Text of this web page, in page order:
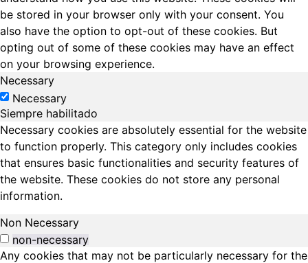
be stored in your browser only with your consent. You
also have the option to opt-out of these cookies. But
opting out of some of these cookies may have an effect
on your browsing experience.
Necessary
Necessary
Siempre habilitado
Necessary cookies are absolutely essential for the website
to function properly. This category only includes cookies
that ensures basic functionalities and security features of
the website. These cookies do not store any personal
information.
Non Necessary
non-necessary
Any cookies that may not be particularly necessary for the